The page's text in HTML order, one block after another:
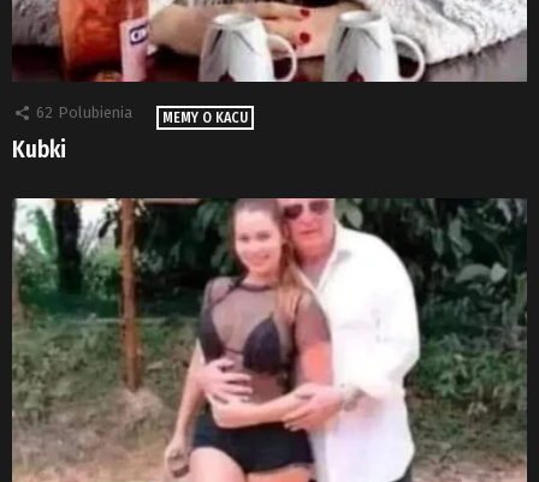
62 Polubienia MEMY O KACU
Kubki